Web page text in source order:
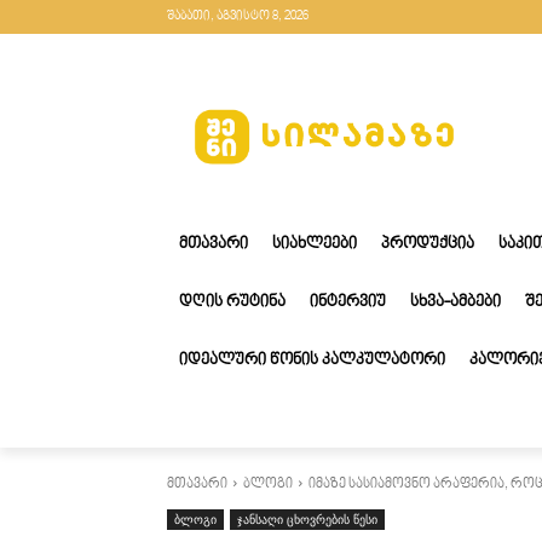
შაბათი, აგვისტო 8, 2026
ᲛᲗᲐᲕᲐᲠᲘ ᲡᲘᲐᲮᲚᲔᲔᲑᲘ ᲞᲠᲝᲓᲣᲥᲪᲘᲐ
ᲓᲦᲘᲡ ᲠᲣᲢᲘᲜᲐ ᲘᲜᲢᲔᲠᲕᲘᲣ ᲡᲮᲕᲐ-ᲐᲛᲑᲔᲑᲘ
ᲘᲓᲔᲐᲚᲣᲠᲘ ᲬᲝᲜᲘᲡ ᲙᲐᲚᲙᲣᲚᲐᲢᲝᲠᲘ
მთავარი ბლოგი იმაზე სასიამოვნო არაფერია,
ბლოგი ჯანსაღი ცხოვრების წესი